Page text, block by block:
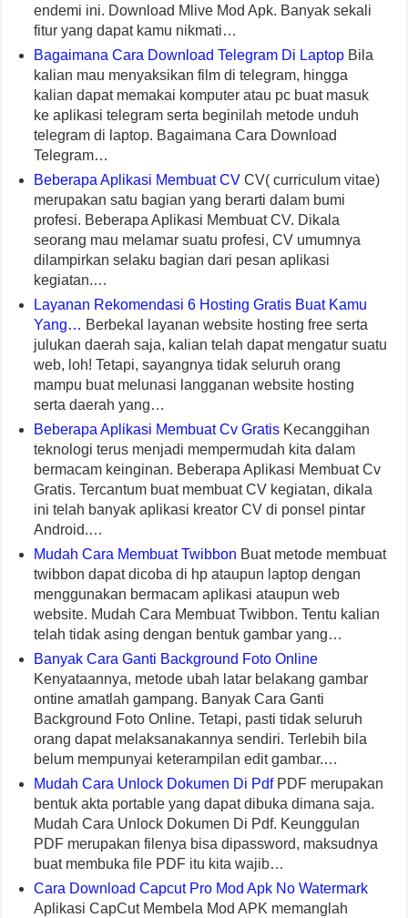
endemi ini. Download Mlive Mod Apk. Banyak sekali
fitur yang dapat kamu nikmati…
Bagaimana Cara Download Telegram Di Laptop Bila
kalian mau menyaksikan film di telegram, hingga
kalian dapat memakai komputer atau pc buat masuk
ke aplikasi telegram serta beginilah metode unduh
telegram di laptop. Bagaimana Cara Download
Telegram…
Beberapa Aplikasi Membuat CV CV( curriculum vitae)
merupakan satu bagian yang berarti dalam bumi
profesi. Beberapa Aplikasi Membuat CV. Dikala
seorang mau melamar suatu profesi, CV umumnya
dilampirkan selaku bagian dari pesan aplikasi
kegiatan.…
Layanan Rekomendasi 6 Hosting Gratis Buat Kamu
Yang… Berbekal layanan website hosting free serta
julukan daerah saja, kalian telah dapat mengatur suatu
web, loh! Tetapi, sayangnya tidak seluruh orang
mampu buat melunasi langganan website hosting
serta daerah yang…
Beberapa Aplikasi Membuat Cv Gratis Kecanggihan
teknologi terus menjadi mempermudah kita dalam
bermacam keinginan. Beberapa Aplikasi Membuat Cv
Gratis. Tercantum buat membuat CV kegiatan, dikala
ini telah banyak aplikasi kreator CV di ponsel pintar
Android.…
Mudah Cara Membuat Twibbon Buat metode membuat
twibbon dapat dicoba di hp ataupun laptop dengan
menggunakan bermacam aplikasi ataupun web
website. Mudah Cara Membuat Twibbon. Tentu kalian
telah tidak asing dengan bentuk gambar yang…
Banyak Cara Ganti Background Foto Online
Kenyataannya, metode ubah latar belakang gambar
ontine amatlah gampang. Banyak Cara Ganti
Background Foto Online. Tetapi, pasti tidak seluruh
orang dapat melaksanakannya sendiri. Terlebih bila
belum mempunyai keterampilan edit gambar.…
Mudah Cara Unlock Dokumen Di PdfPDF merupakan
bentuk akta portable yang dapat dibuka dimana saja.
Mudah Cara Unlock Dokumen Di Pdf. Keunggulan
PDF merupakan filenya bisa dipassword, maksudnya
buat membuka file PDF itu kita wajib…
Cara Download Capcut Pro Mod Apk No Watermark
Aplikasi CapCut Membela Mod APK memanglah